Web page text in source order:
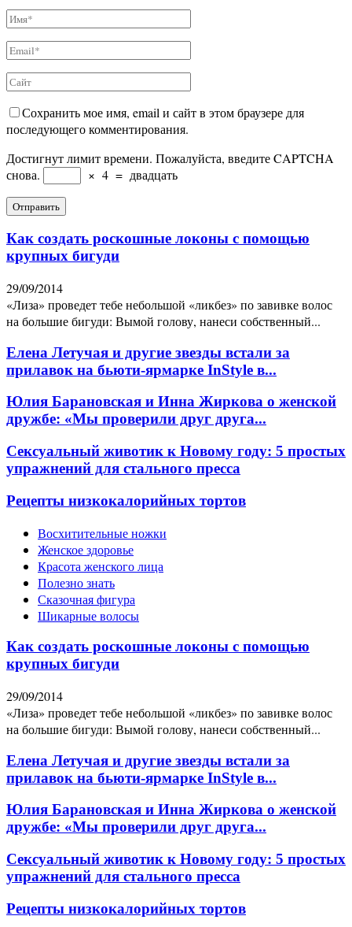
Сохранить мое имя, email и сайт в этом браузере для
последующего комментирования.
Достигнут лимит времени. Пожалуйста, введите CAPTCHA
снова.
× 4 = двадцать
Как создать роскошные локоны с помощью
крупных бигуди
29/09/2014
«Лиза» проведет тебе небольшой «ликбез» по завивке волос
на большие бигуди: Вымой голову, нанеси собственный...
Елена Летучая и другие звезды встали за
прилавок на бьюти-ярмарке InStyle в...
Юлия Барановская и Инна Жиркова о женской
дружбе: «Мы проверили друг друга...
Сексуальный животик к Новому году: 5 простых
упражнений для стального пресса
Рецепты низкокалорийных тортов
Восхитительные ножки
Женское здоровье
Красота женского лица
Полезно знать
Сказочная фигура
Шикарные волосы
Как создать роскошные локоны с помощью
крупных бигуди
29/09/2014
«Лиза» проведет тебе небольшой «ликбез» по завивке волос
на большие бигуди: Вымой голову, нанеси собственный...
Елена Летучая и другие звезды встали за
прилавок на бьюти-ярмарке InStyle в...
Юлия Барановская и Инна Жиркова о женской
дружбе: «Мы проверили друг друга...
Сексуальный животик к Новому году: 5 простых
упражнений для стального пресса
Рецепты низкокалорийных тортов